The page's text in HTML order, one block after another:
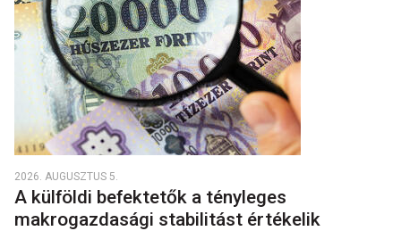
2026. AUGUSZTUS 5.
A külföldi befektetők a tényleges
makrogazdasági stabilitást értékelik